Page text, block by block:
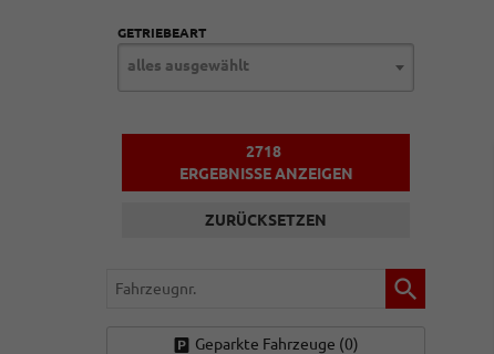
GETRIEBEART
alles ausgewählt
2718
ERGEBNISSE ANZEIGEN
ZURÜCKSETZEN
Fahrzeugnr.
Geparkte Fahrzeuge (0)